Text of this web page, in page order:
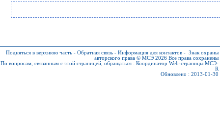
Подняться в верхнюю часть - Обратная связь - Информация для контактов - Знак охраны
авторского права © МСЭ 2026 Все права сохранены
По вопросам, связанным с этой страницей, обращаться : Координатор Web-страницы МСЭ-
R
Обновлено : 2013-01-30